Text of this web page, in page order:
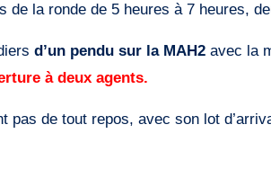
de la ronde de 5 heures à 7 heures,
d’un pendu sur la MAH2 avec la
à deux agents.
pas de tout repos, avec son lot